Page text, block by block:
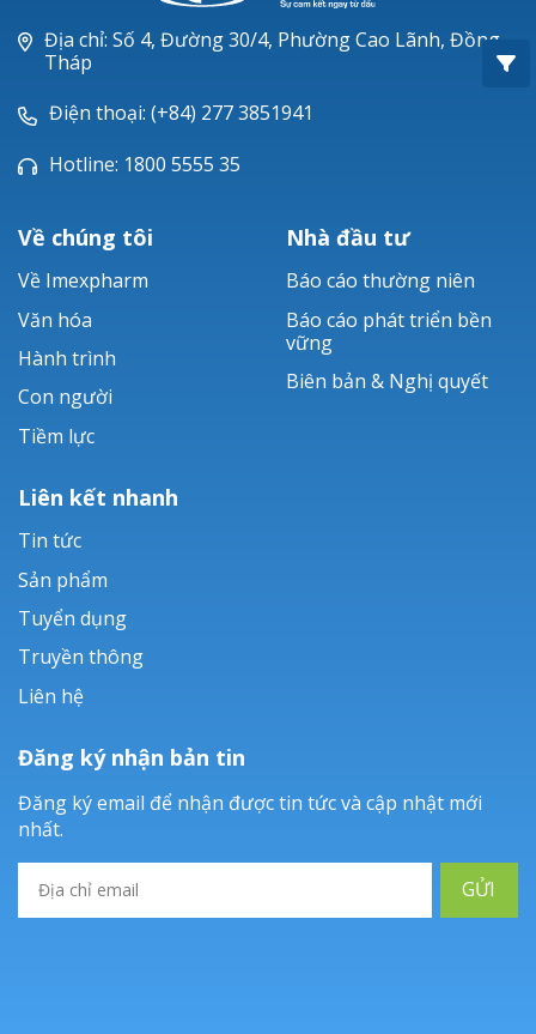
Piperacillin
Ticarlinat®
Zobacta®
Bacsulfo®
Địa chỉ: Số 4, Đường 30/4, Phường Cao Lãnh, Đồng
Tháp
Điện thoại: (+84) 277 3851941
Hotline: 1800 5555 35
Về chúng tôi
Về Imexpharm
Văn hóa
Hành trình
Con người
Tiềm lực
Nhà đầu tư
Báo cáo thường niên
Báo cáo phát triển bền
vững
Biên bản & Nghị quyết
Liên kết nhanh
Tin tức
Sản phẩm
Tuyển dụng
Truyền thông
Liên hệ
Đăng ký nhận bản tin
Đăng ký email để nhận được tin tức và cập nhật mới
nhất.
GỬI